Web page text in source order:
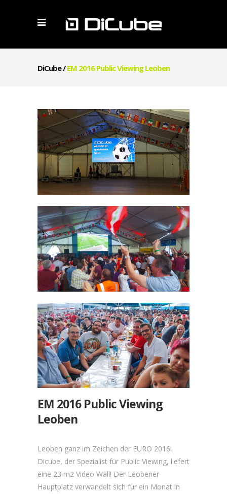
DiCube/EM 2016 Public Viewing Leoben
EM 2016 Public Viewing
Leoben
Leoben ganz im Zeichen der EURO 2016!
Dicube, der Spezialist für Public Viewing, liefert
eine 23 m2 Video Wall! Der Leobener
Hauptplatz verwandelt sich für ein Monat in